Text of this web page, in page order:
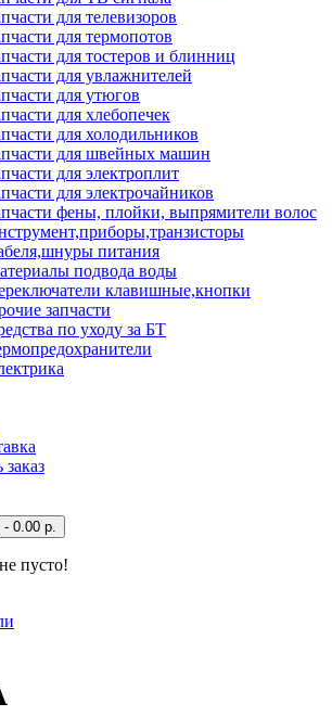
для телевизоров
для термопотов
для тостеров и блинниц
для увлажнителей
для утюгов
для хлебопечек
для холодильников
для швейных машин
для электроплит
для электрочайников
фены, плойки, выпрямители волос
питания
подвода воды
клавишные,кнопки
запчасти
по уходу за БТ
- 0.00 р.
пусто!